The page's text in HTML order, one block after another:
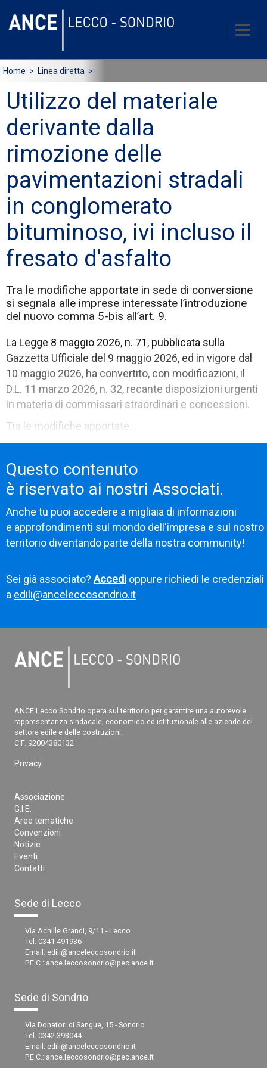
Home > Linea diretta >
Utilizzo del materiale
derivante dalla
rimozione delle
pavimentazioni stradali
in conglomerato
bituminoso, ivi incluso il
fresato d'asfalto
Tra le modifiche apportate in sede di conversione
si segnala alle imprese interessate l’introduzione
del nuovo comma 5-bis all’art. 9.
La Legge 8 maggio 2026, n. 71, pubblicata sulla
Gazzetta Ufficiale del 9 maggio 2026, ed in vigore dal
10 maggio 2026, ha convertito, con modificazioni, il
D.L. 11 marzo 2026, n. 32, recante disposizioni urgenti
in materia di commissari straordinari e concessioni.
Tra le modifiche apportate...
Questo contenuto
è riservato ai nostri Associati.
Anche tu puoi accedere a migliaia di informazioni
e approfondimenti sul mondo dell'impresa e sul nostro
territorio diventando parte della nostra community!
Sei già associato?Accedi oppure richiedi le credenziali
a edili@anceleccosondrio.it
ANCE Lecco Sondrio opera sul territorio per garantire una autorevole
rappresentanza sindacale, economico ed istituzionale alle aziende del
settore edile e delle costruzioni.
C.F. 92004380132
Privacy
Associazione
G.I.E.
Aree tematiche
Convenzioni
Notizie
Eventi
Contatti
Sede di Lecco
Via Achille Grandi, 9/11 - Lecco
Tel. 0341 491936
Email: edili@anceleccosondrio.it
P.E.C.: ance.leccosondrio@pec.ance.it
Sede di Sondrio
Via Donatori di Sangue, 15 - Sondrio
Tel. 0342 393044
Email: edili@anceleccosondrio.it
P.E.C.: ance.leccosondrio@pec.ance.it